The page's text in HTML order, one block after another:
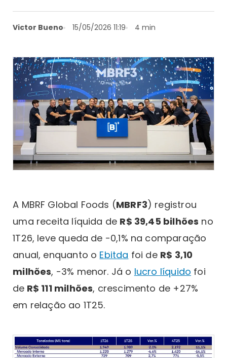
Victor Bueno 15/05/2026 11:19 4 min
A MBRF Global Foods (MBRF3) registrou
uma receita líquida de R$ 39,45 bilhões no
1T26, leve queda de -0,1% na comparação
anual, enquanto o Ebitda foi de R$ 3,10
milhões, -3% menor. Já o lucro líquido foi
de R$ 111 milhões, crescimento de +27%
em relação ao 1T25.